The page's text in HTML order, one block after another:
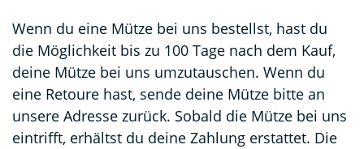
Wenn du eine Mütze bei uns bestellst, hast du
die Möglichkeit bis zu 100 Tage nach dem Kauf,
deine Mütze bei uns umzutauschen. Wenn du
eine Retoure hast, sende deine Mütze bitte an
unsere Adresse zurück. Sobald die Mütze bei uns
eintrifft, erhältst du deine Zahlung erstattet. Die